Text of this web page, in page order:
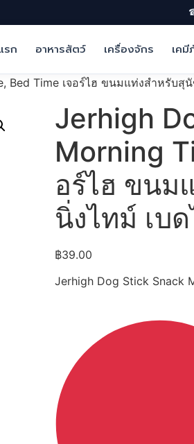
รก อาหารสัตว์ เครื่องจักร เค
Bed Time เจอร์ไฮ ขนมแท่งสำหรับสุ
Jerhigh
Morning
อร์ไฮ ขนม
นิ่งไทม์ เบ
฿39.00
Jerhigh Dog Stick Snack